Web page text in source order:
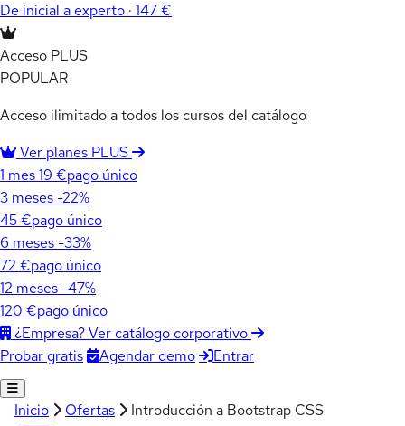
De inicial a experto · 147 €
Acceso PLUS
POPULAR
Acceso ilimitado a todos los cursos del catálogo
Ver planes PLUS
1 mes19 €pago único
3 meses -22%
45 €pago único
6 meses -33%
72 €pago único
12 meses -47%
120 €pago único
¿Empresa? Ver catálogo corporativo
Probar gratis
Agendar demo Entrar
Inicio Ofertas Introducción a Bootstrap CSS